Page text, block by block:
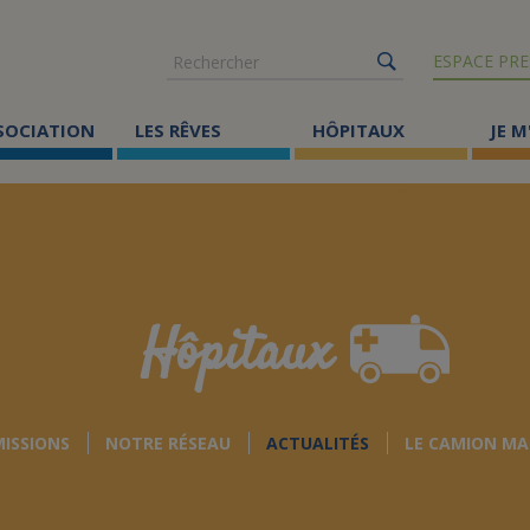
Rechercher
ESPACE
LES RÊVES HÔPITAUX JE
Hôpitaux
NOTRE RÉSEAU ACTUALITÉS LE CAMION